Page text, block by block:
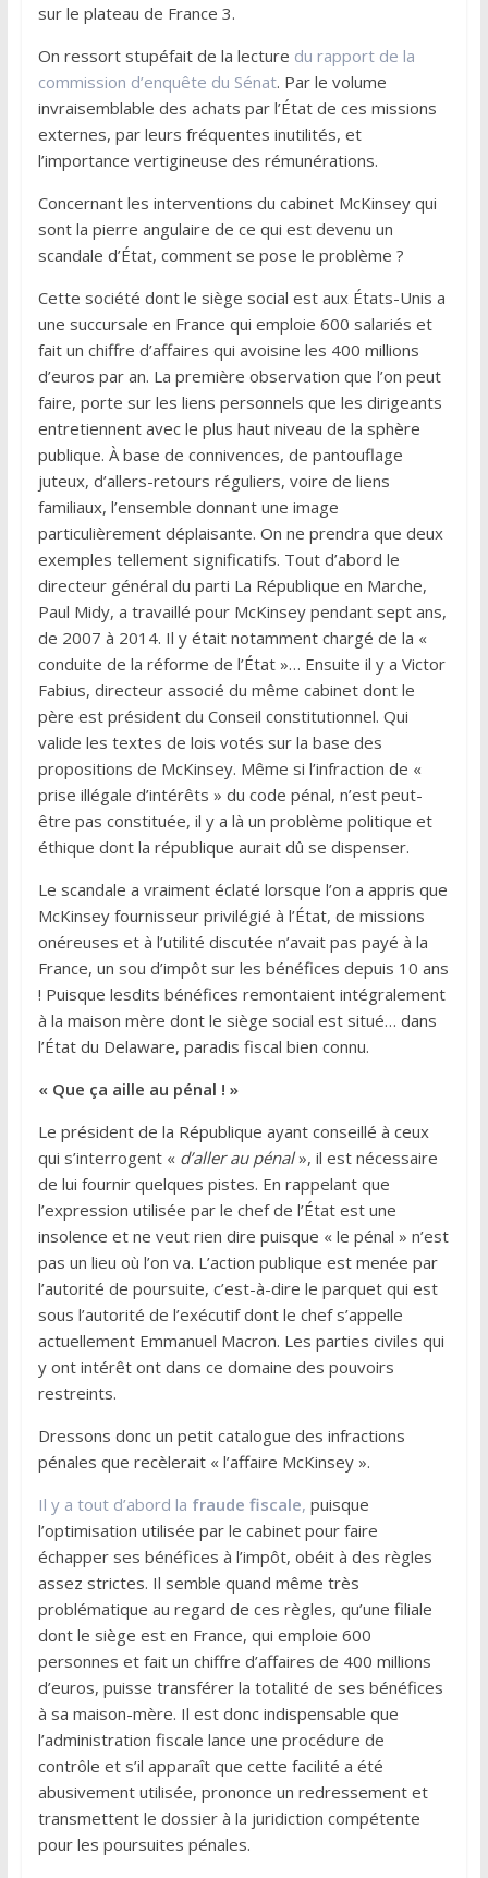
sur le plateau de France 3.
On ressort stupéfait de la lecture du rapport de la
commission d’enquête du Sénat. Par le volume
invraisemblable des achats par l’État de ces missions
externes, par leurs fréquentes inutilités, et
l’importance vertigineuse des rémunérations.
Concernant les interventions du cabinet McKinsey qui
sont la pierre angulaire de ce qui est devenu un
scandale d’État, comment se pose le problème ?
Cette société dont le siège social est aux États-Unis a
une succursale en France qui emploie 600 salariés et
fait un chiffre d’affaires qui avoisine les 400 millions
d’euros par an. La première observation que l’on peut
faire, porte sur les liens personnels que les dirigeants
entretiennent avec le plus haut niveau de la sphère
publique. À base de connivences, de pantouflage
juteux, d’allers-retours réguliers, voire de liens
familiaux, l’ensemble donnant une image
particulièrement déplaisante. On ne prendra que deux
exemples tellement significatifs. Tout d’abord le
directeur général du parti La République en Marche,
Paul Midy, a travaillé pour McKinsey pendant sept ans,
de 2007 à 2014. Il y était notamment chargé de la «
conduite de la réforme de l’État »… Ensuite il y a Victor
Fabius, directeur associé du même cabinet dont le
père est président du Conseil constitutionnel. Qui
valide les textes de lois votés sur la base des
propositions de McKinsey. Même si l’infraction de «
prise illégale d’intérêts » du code pénal, n’est peut-
être pas constituée, il y a là un problème politique et
éthique dont la république aurait dû se dispenser.
Le scandale a vraiment éclaté lorsque l’on a appris que
McKinsey fournisseur privilégié à l’État, de missions
onéreuses et à l’utilité discutée n’avait pas payé à la
France, un sou d’impôt sur les bénéfices depuis 10 ans
! Puisque lesdits bénéfices remontaient intégralement
à la maison mère dont le siège social est situé… dans
l’État du Delaware, paradis fiscal bien connu.
« Que ça aille au pénal ! »
Le président de la République ayant conseillé à ceux
qui s’interrogent « d’aller au pénal», il est nécessaire
de lui fournir quelques pistes. En rappelant que
l’expression utilisée par le chef de l’État est une
insolence et ne veut rien dire puisque « le pénal » n’est
pas un lieu où l’on va. L’action publique est menée par
l’autorité de poursuite, c’est-à-dire le parquet qui est
sous l’autorité de l’exécutif dont le chef s’appelle
actuellement Emmanuel Macron. Les parties civiles qui
y ont intérêt ont dans ce domaine des pouvoirs
restreints.
Dressons donc un petit catalogue des infractions
pénales que recèlerait « l’affaire McKinsey ».
Il y a tout d’abord la fraude fiscale, puisque
l’optimisation utilisée par le cabinet pour faire
échapper ses bénéfices à l’impôt, obéit à des règles
assez strictes. Il semble quand même très
problématique au regard de ces règles, qu’une filiale
dont le siège est en France, qui emploie 600
personnes et fait un chiffre d’affaires de 400 millions
d’euros, puisse transférer la totalité de ses bénéfices
à sa maison-mère. Il est donc indispensable que
l’administration fiscale lance une procédure de
contrôle et s’il apparaît que cette facilité a été
abusivement utilisée, prononce un redressement et
transmettent le dossier à la juridiction compétente
pour les poursuites pénales.